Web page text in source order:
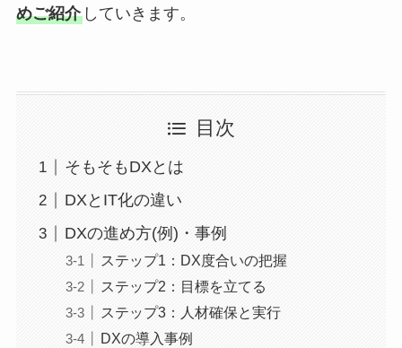
めご紹介していきます。
目次
そもそもDXとは
DXとIT化の違い
DXの進め方(例)・事例
ステップ1：DX度合いの把握
ステップ2：目標を立てる
ステップ3：人材確保と実行
DXの導入事例